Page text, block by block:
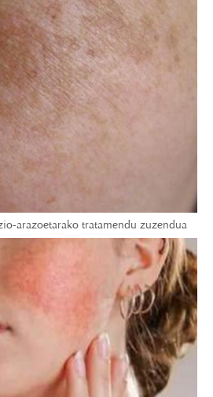
arazoetarako tratamendu zuzendua